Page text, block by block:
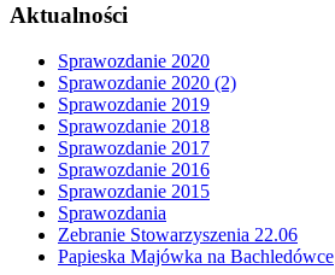
Aktualności
Sprawozdanie 2020
Sprawozdanie 2020 (2)
Sprawozdanie 2019
Sprawozdanie 2018
Sprawozdanie 2017
Sprawozdanie 2016
Sprawozdanie 2015
Sprawozdania
Zebranie Stowarzyszenia 22.06
Papieska Majówka na Bachledówce